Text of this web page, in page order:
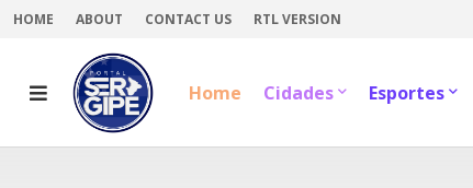
HOME ABOUT CONTACT US RTL VERSION
Home Cidades Esportes